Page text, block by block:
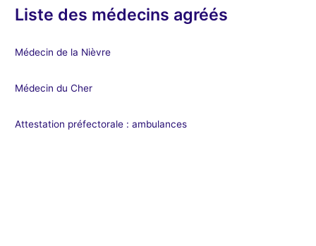
Liste des médecins agréés
Médecin de la Nièvre
Médecin du Cher
Attestation préfectorale : ambulances